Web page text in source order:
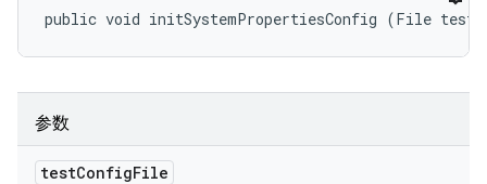
public void initSystemPropertiesConfig (File
参数
testConfigFile